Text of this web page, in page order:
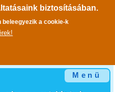
biztosításában.
beleegyezik a cookie-k
Menü